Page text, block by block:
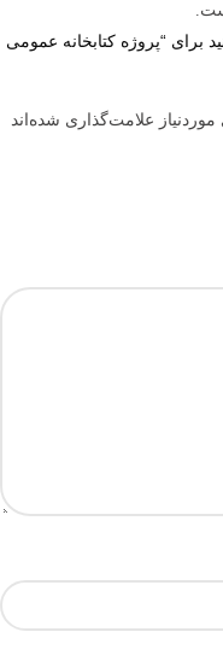
برای “پروژه کتابخانه عمومی
علامت‌گذاری شده‌اند